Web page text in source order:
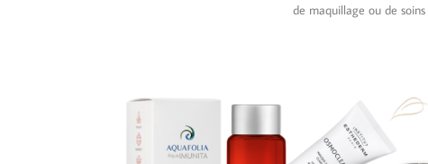
de maquillage ou de